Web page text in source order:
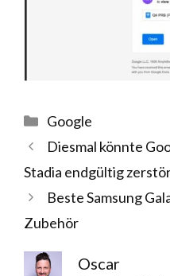
Kategorien
Google
Diesmal könnte
Stadia endgültig
Beste Samsung
Zubehör
Oscar